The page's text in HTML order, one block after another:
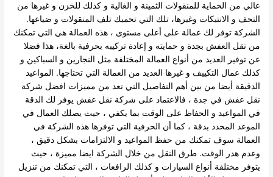
عالي من الحماية للمنقولات الثمينة و الغالية و كذلك للخزن و غيرها من
التحف و الانتيكات وغيرها، تلك التي تحميك تلف المنقولات و ضياعها.
الشركة توفر لك عمالة على أعلى مستوى ، هذه العمالة هي التي تمكنك
من نقل العفش بجدة و حمايته و إعادة تركيبه بحرفية بالغة، هذا فضلا
عن توفير العديد من أنواع العمالة المختلفة مثل النجارين و السباكين و
كذلك عمال التكييف و غيرها العديد من العمالة التي تحتاجها. المواعيد
الدقيقة أيضا من بين أهم التفاصيل التي تعد من مميزات افضل شركة
نقل عفش في جدة ، فالاعتماد على شركة نقل عفش يوفر لك الدقة
في المواعيد و الحفاظ على الوقت بما يكفي ، حيث يصلك العمال في
الموعد المحدد بدقة ، كما أن الحرفية التي توفرها هذه الشركة في
العمالة سوف تمكنك من حفظ المواعيد و الالتزامات بشكل دقيق ،
وعدم هدر الوقت. طرق النقل من خلال الشركة ايضا مميزة ، حيث
يتوفر مختلفة أنواع السيارات و كذلك الرافعات ، التي تمكنك من تنزيل